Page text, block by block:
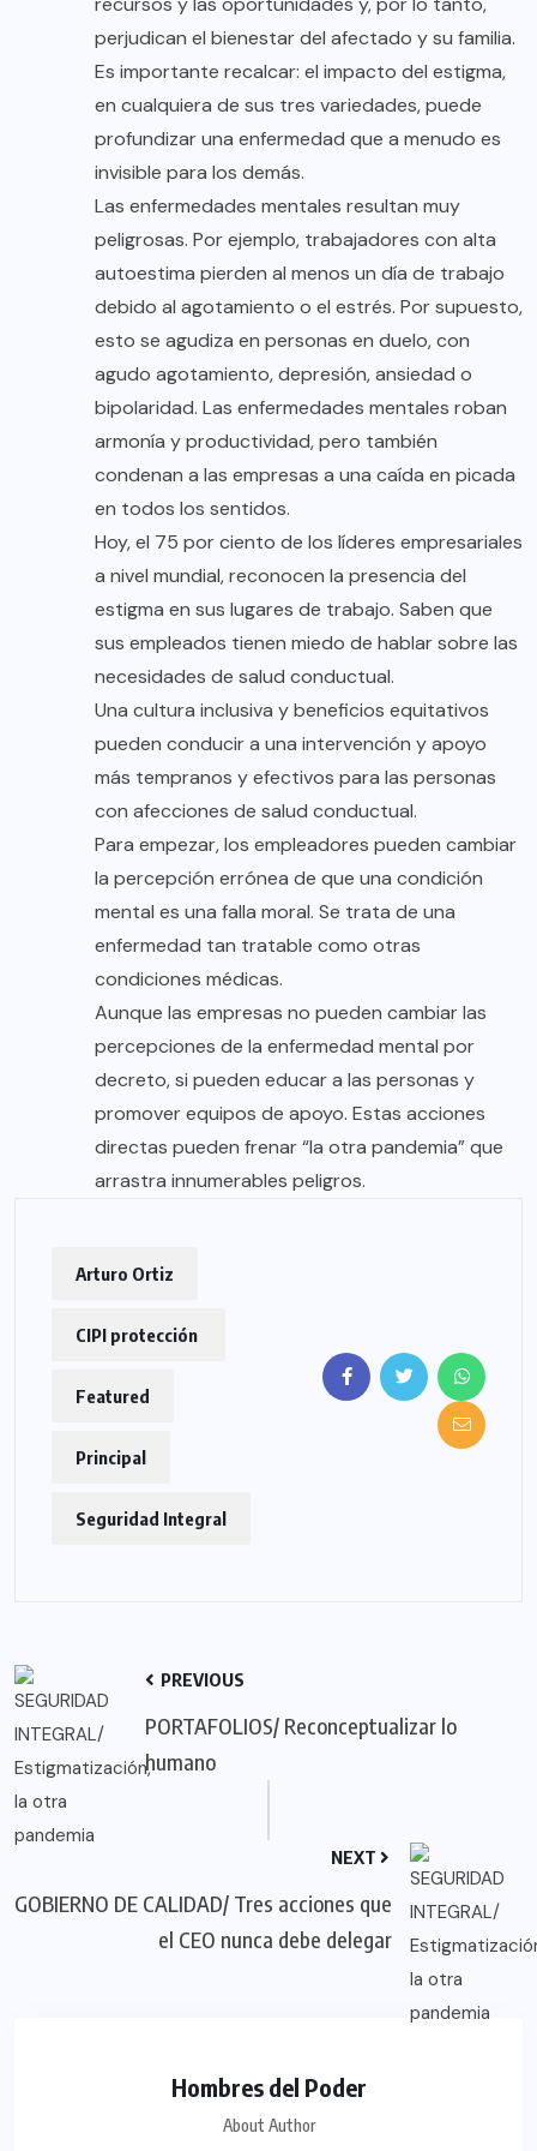
perjudican el bienestar del afectado y su familia.
Es importante recalcar: el impacto del estigma,
en cualquiera de sus tres variedades, puede
profundizar una enfermedad que a menudo es
invisible para los demás.
Las enfermedades mentales resultan muy
peligrosas. Por ejemplo, trabajadores con alta
autoestima pierden al menos un día de trabajo
debido al agotamiento o el estrés. Por supuesto,
esto se agudiza en personas en duelo, con
agudo agotamiento, depresión, ansiedad o
bipolaridad. Las enfermedades mentales roban
armonía y productividad, pero también
condenan a las empresas a una caída en picada
en todos los sentidos.
Hoy, el 75 por ciento de los líderes empresariales
a nivel mundial, reconocen la presencia del
estigma en sus lugares de trabajo. Saben que
sus empleados tienen miedo de hablar sobre las
necesidades de salud conductual.
Una cultura inclusiva y beneficios equitativos
pueden conducir a una intervención y apoyo
más tempranos y efectivos para las personas
con afecciones de salud conductual.
Para empezar, los empleadores pueden cambiar
la percepción errónea de que una condición
mental es una falla moral. Se trata de una
enfermedad tan tratable como otras
condiciones médicas.
Aunque las empresas no pueden cambiar las
percepciones de la enfermedad mental por
decreto, si pueden educar a las personas y
promover equipos de apoyo. Estas acciones
directas pueden frenar “la otra pandemia” que
arrastra innumerables peligros.
Arturo Ortiz
CIPI protección
Featured
Principal
Seguridad Integral
PREVIOUS
PORTAFOLIOS/ Reconceptualizar lo
humano
NEXT
GOBIERNO DE CALIDAD/ Tres acciones que
el CEO nunca debe delegar
Hombres del Poder
About Author